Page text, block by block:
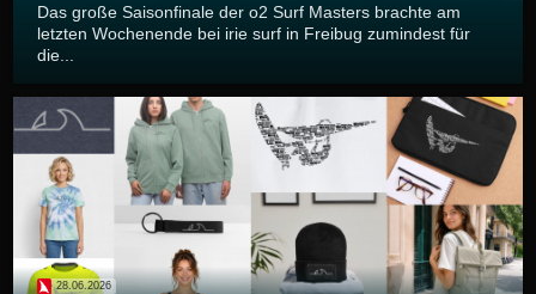
Das große Saisonfinale der o2 Surf Masters brachte am
letzten Wochenende bei irie surf in Freibug zumindest für
die...
28.06.2026